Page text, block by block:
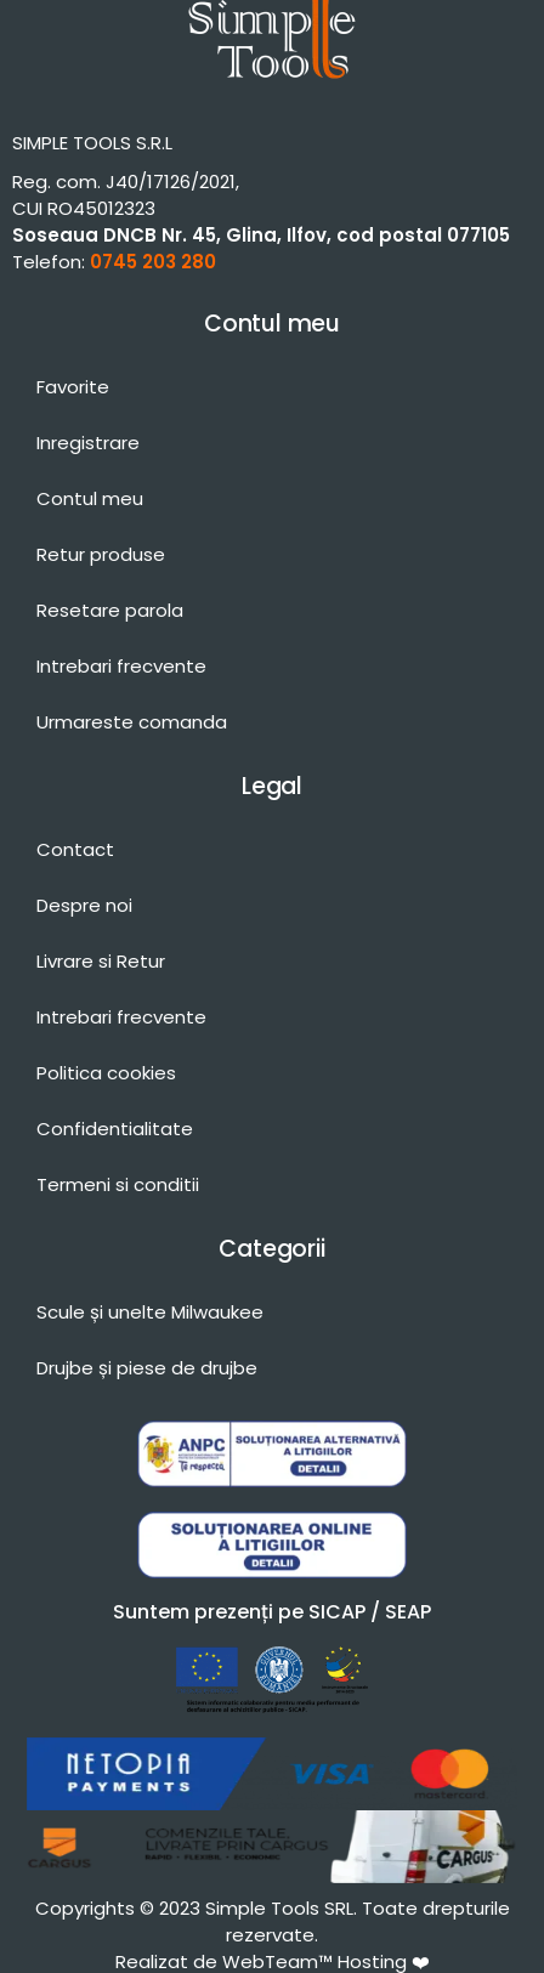
SIMPLE TOOLS S.R.L
Reg. com. J40/17126/2021,
CUI RO45012323
Soseaua DNCB Nr. 45, Glina, Ilfov, cod postal 077105
Telefon: 0745 203 280
Contul meu
Favorite
Inregistrare
Contul meu
Retur produse
Resetare parola
Intrebari frecvente
Urmareste comanda
Legal
Contact
Despre noi
Livrare si Retur
Intrebari frecvente
Politica cookies
Confidentialitate
Termeni si conditii
Categorii
Scule și unelte Milwaukee
Drujbe și piese de drujbe
Suntem prezenți pe SICAP / SEAP
Copyrights © 2023 Simple Tools SRL. Toate drepturile
rezervate.
Realizat de WebTeam™ Hosting ❤️